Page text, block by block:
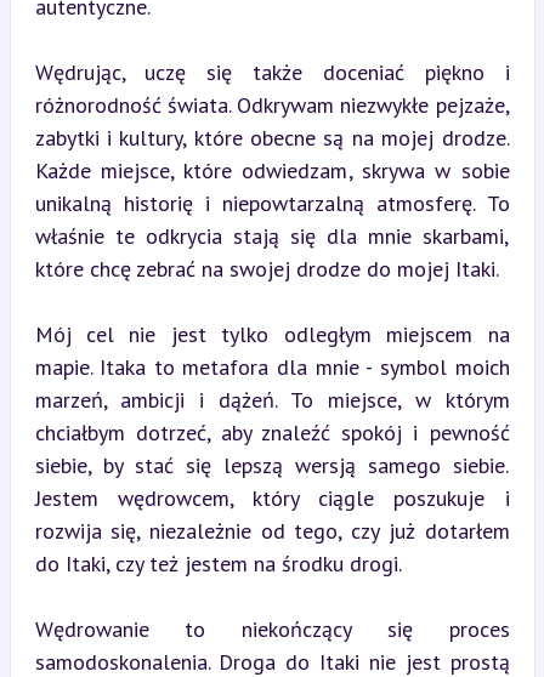
autentyczne.
Wędrując, uczę się także doceniać piękno i
różnorodność świata. Odkrywam niezwykłe pejzaże,
zabytki i kultury, które obecne są na mojej drodze.
Każde miejsce, które odwiedzam, skrywa w sobie
unikalną historię i niepowtarzalną atmosferę. To
właśnie te odkrycia stają się dla mnie skarbami,
które chcę zebrać na swojej drodze do mojej Itaki.
Mój cel nie jest tylko odległym miejscem na
mapie. Itaka to metafora dla mnie - symbol moich
marzeń, ambicji i dążeń. To miejsce, w którym
chciałbym dotrzeć, aby znaleźć spokój i pewność
siebie, by stać się lepszą wersją samego siebie.
Jestem wędrowcem, który ciągle poszukuje i
rozwija się, niezależnie od tego, czy już dotarłem
do Itaki, czy też jestem na środku drogi.
Wędrowanie to niekończący się proces
samodoskonalenia. Droga do Itaki nie jest prostą